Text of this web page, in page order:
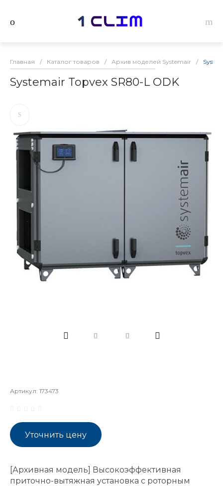
Главная / Каталог товаров / Архив моделей Systemair /
Systemair Topvex SR80-L ODK
Артикул: 173473
Уточнить цену
[Архивная модель] Высокоэффективная
приточно-вытяжная установка с роторным